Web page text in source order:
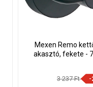
Mexen Remo
akasztó, fekete -
3 237 Ft -